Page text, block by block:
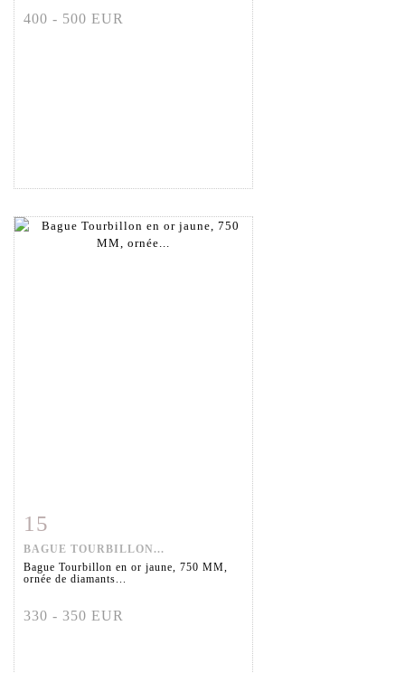
400 - 500 EUR
Fiche détaillée
15
BAGUE TOURBILLON...
Bague Tourbillon en or jaune, 750 MM,
ornée de diamants...
330 - 350 EUR